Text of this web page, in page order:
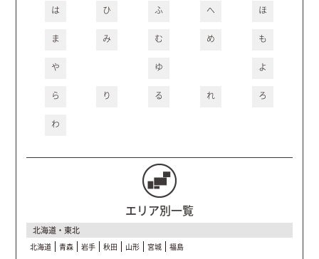
は ひ ふ へ ほ
ま み む め も
や ゆ よ
ら り る れ ろ
わ
エリア別一覧
北海道・東北
北海道 青森 岩手 秋田 山形 宮城 福島